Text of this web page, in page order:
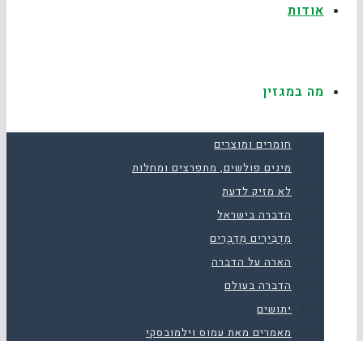
אודות
מה במגזין
חומרים ומוצרים
מינים פולשים, מתפרצים ומחלות
לא מזיק לדעת
הדברה בישראל
מַדְבִּירִים מְדַבְּרִים
הארה על הדברה
הדברה בעולם
יתושים
מאמרים מאת עמוס וילמובסקי